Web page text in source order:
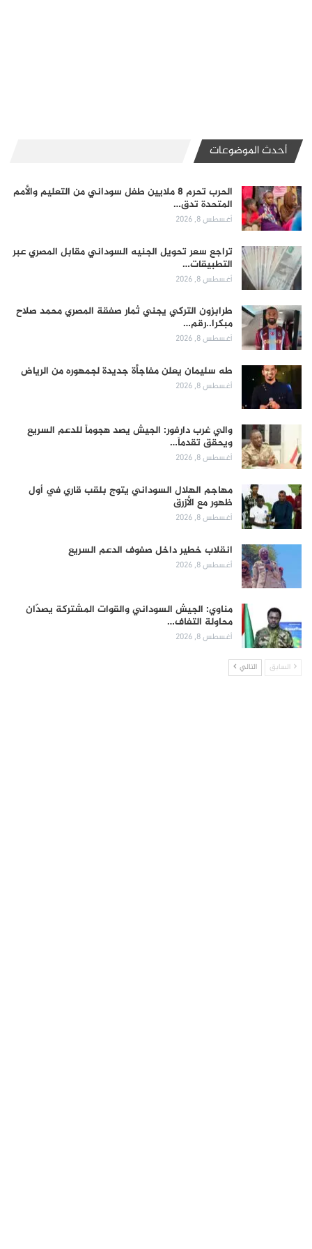
أحدث الموضوعات
الحرب تحرم 8 ملايين طفل سوداني من التعليم والأمم
المتحدة تدق…
أغسطس 8, 2026
تراجع سعر تحويل الجنيه السوداني مقابل المصري عبر
التطبيقات…
أغسطس 8, 2026
طرابزون التركي يجني ثمار صفقة المصري محمد صلاح
مبكرا..رقم…
أغسطس 8, 2026
طه سليمان يعلن مفاجأة جديدة لجمهوره من الرياض
أغسطس 8, 2026
والي غرب دارفور: الجيش يصد هجوماً للدعم السريع
ويحقق تقدماً…
أغسطس 8, 2026
مهاجم الهلال السوداني يتوج بلقب قاري في أول
ظهور مع الأزرق
أغسطس 8, 2026
انقلاب خطير داخل صفوف الدعم السريع
أغسطس 8, 2026
مناوي: الجيش السوداني والقوات المشتركة يصدّان
محاولة التفاف…
أغسطس 8, 2026
السابق التالي